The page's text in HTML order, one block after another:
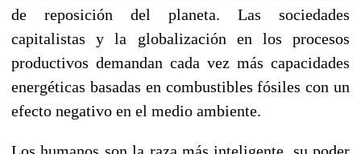
de reposición del planeta. Las sociedades
capitalistas y la globalización en los procesos
productivos demandan cada vez más capacidades
energéticas basadas en combustibles fósiles con un
efecto negativo en el medio ambiente.